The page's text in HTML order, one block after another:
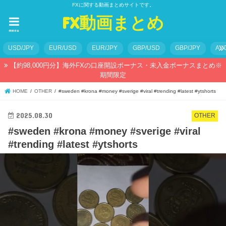
FXに関する動画まとめサイトです。
FX動画まとめ
menu
USD/JPY EUR/USD EUR/JPY GBP/USD GBP/JPY
【約98,000円分】海外FXの口座開設ボーナス・未入金ボーナスまとめ※
期間限定
HOME OTHER #sweden #krona #money #sverige #viral #trending #latest #ytshorts
OTHER
2025.08.30
#sweden #krona #money #sverige #viral
#trending #latest #ytshorts